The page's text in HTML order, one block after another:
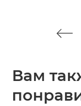
Вам